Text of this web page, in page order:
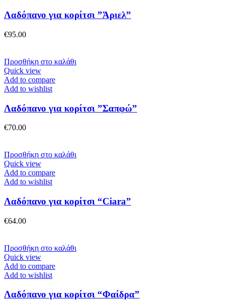
Λαδόπανο για κορίτσι ”Άριελ”
€95.00
Προσθήκη στο καλάθι
Quick view
Add to compare
Add to wishlist
Λαδόπανο για κορίτσι ”Σαπφώ”
€70.00
Προσθήκη στο καλάθι
Quick view
Add to compare
Add to wishlist
Λαδόπανο για κορίτσι “Ciara”
€64.00
Προσθήκη στο καλάθι
Quick view
Add to compare
Add to wishlist
Λαδόπανο για κορίτσι “Φαίδρα”